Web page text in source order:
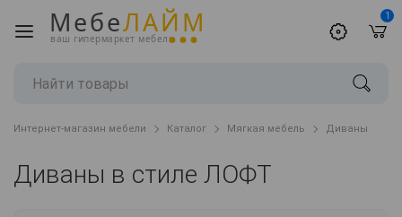
МебеЛАЙМ
ваш гипермаркет мебели
1
Интернет-магазин мебели Каталог Мягкая мебель Диваны
Диваны в стиле ЛОФТ